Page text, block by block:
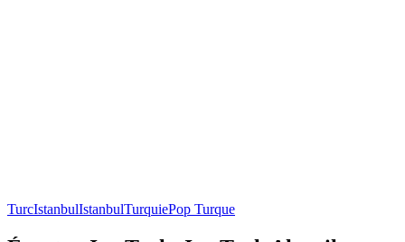
TurcIstanbulIstanbulTurquiePop Turque